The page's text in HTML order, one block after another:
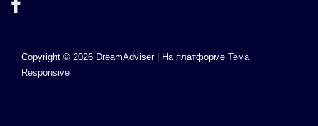
Copyright © 2026 DreamAdviser | На платформе Тема
Responsive